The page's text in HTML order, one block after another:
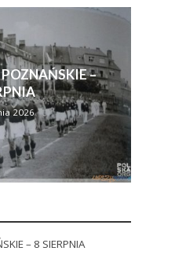
–
2026
– 8 SIERPNIA